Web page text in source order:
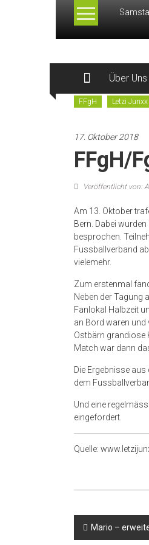
QFF.org
–
Queer
Football
Fanclubs
Über Uns
FFgH Letzi Junxx
17. Oktober 2018
FFgH/
Veröffentlicht von:
Am 13. Oktober
Bern. Dabei
besprochen.
Fussballverband
vielemehr.
Zum erstenmal
Neben der Tagung
Fanlokal Halbzeit
an Bord waren und
Ostbärn grandiose
Match war dann
Die Ergebnisse
dem
Und eine
eingefordert.
Quelle:
Mario –